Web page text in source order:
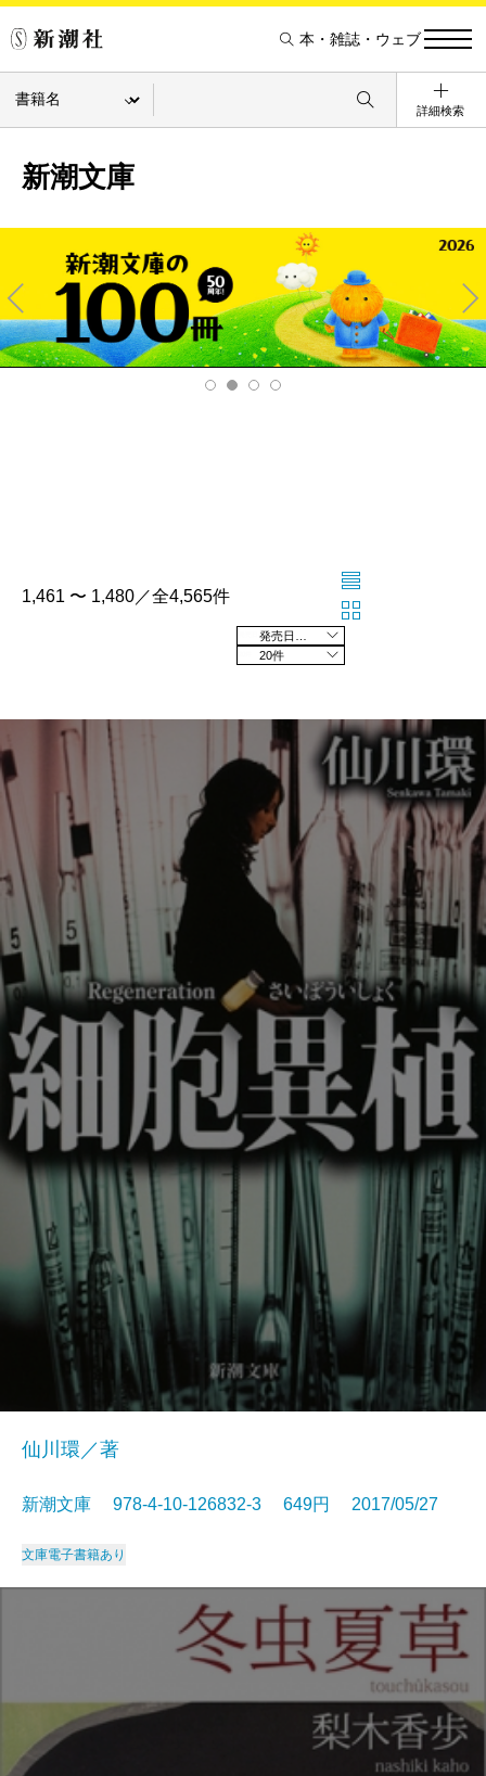
本・雑誌・ウェブ
詳細検索
新潮文庫
Pre
v
Ne
xt
1,461 〜 1,480／全4,565件
20件
仙川環／著
新潮文庫 978-4-10-126832-3 649円 2017/05/27
文庫電子書籍あり